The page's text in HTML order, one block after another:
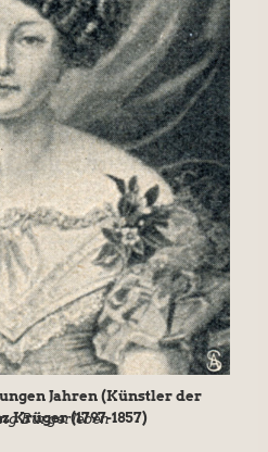
Jahren (Künstler der
Krüger (1797-1857)
Bürgerleben